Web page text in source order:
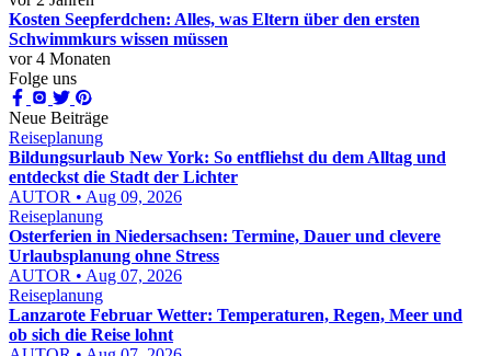
Kosten Seepferdchen: Alles, was Eltern über den ersten
Schwimmkurs wissen müssen
vor 4 Monaten
Folge uns
Neue Beiträge
Reiseplanung
Bildungsurlaub New York: So entfliehst du dem Alltag und
entdeckst die Stadt der Lichter
AUTOR • Aug 09, 2026
Reiseplanung
Osterferien in Niedersachsen: Termine, Dauer und clevere
Urlaubsplanung ohne Stress
AUTOR • Aug 07, 2026
Reiseplanung
Lanzarote Februar Wetter: Temperaturen, Regen, Meer und
ob sich die Reise lohnt